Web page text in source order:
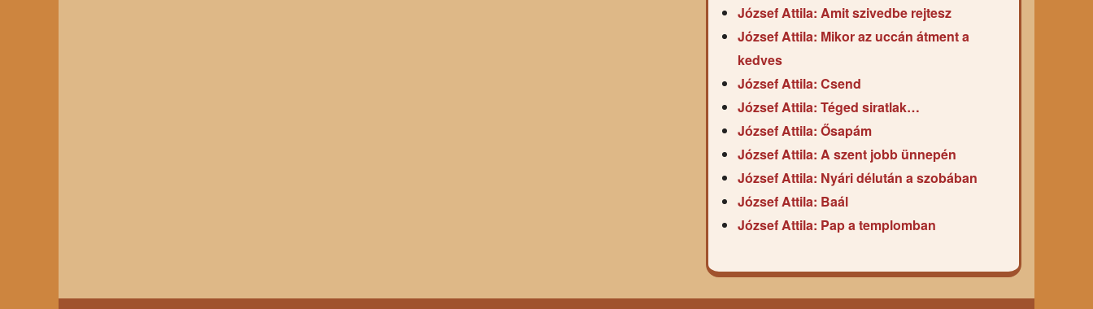
József Attila: Amit szivedbe rejtesz
József Attila: Mikor az uccán átment a
kedves
József Attila: Csend
József Attila: Téged siratlak…
József Attila: Ősapám
József Attila: A szent jobb ünnepén
József Attila: Nyári délután a szobában
József Attila: Baál
József Attila: Pap a templomban